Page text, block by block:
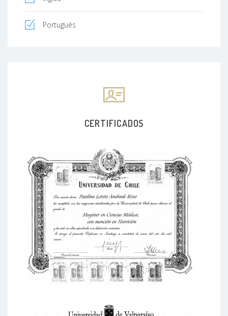
Portugués
CERTIFICADOS